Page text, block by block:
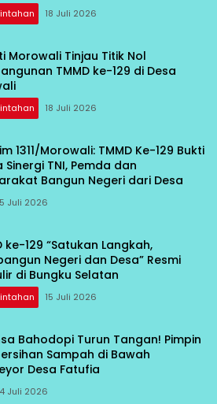
18 Juli 2026
Morowali Tinjau Titik Nol
TMMD ke-129 di Desa
18 Juli 2026
1311/Morowali: TMMD Ke-129 Bukti
Sinergi TNI, Pemda dan
Bangun Negeri dari Desa
Juli 2026
ke-129 “Satukan Langkah,
Negeri dan Desa” Resmi
di Bungku Selatan
15 Juli 2026
Bahodopi Turun Tangan! Pimpin
Sampah di Bawah
Desa Fatufia
Juli 2026